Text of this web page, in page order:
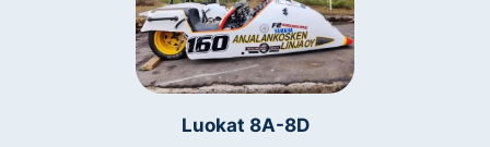
Luokat 8A-8D